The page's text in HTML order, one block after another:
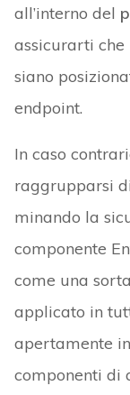
all’interno del
assicurarti
siano
endpoint.
In caso
raggrupparsi
minando la
componente
come una
applicato in
apertamente
componenti di